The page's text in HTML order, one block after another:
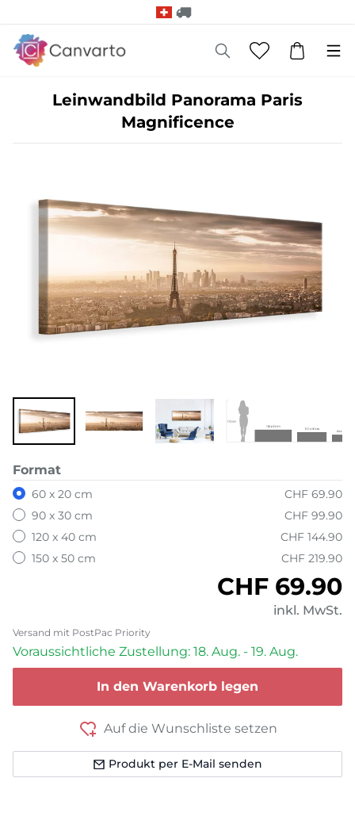
Leinwandbild Panorama Paris
Magnificence
Format
60 x 20 cm
CHF 69.90
90 x 30 cm
CHF 99.90
120 x 40 cm
CHF 144.90
150 x 50 cm
CHF 219.90
Normaler
CHF 69.90
inkl. MwSt.
Versand mit PostPac Priority
Voraussichtliche Zustellung: 18. Aug. - 19. Aug.
In den Warenkorb legen
Auf die Wunschliste setzen
Produkt per E-Mail senden